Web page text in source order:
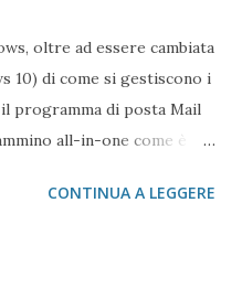
oltre ad essere cambiata
10) di come si gestiscono i
programma di posta Mail
all-in-one come è
e come tale risponde a
CONTINUA A LEGGERE